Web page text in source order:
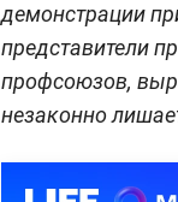
демонстрации
представители
профсоюзов,
незаконно